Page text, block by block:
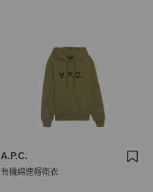
A.P.C.
有機綿連帽衛衣